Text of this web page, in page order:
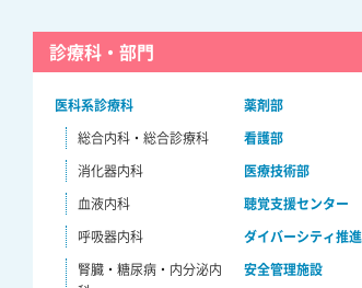
診療科・部門
医科系診療科
総合内科・総合診療科
消化器内科
血液内科
呼吸器内科
腎臓・糖尿病・内分泌内
薬剤部
看護部
医療技術部
聴覚支援センター
ダイバーシティ推
安全管理施設